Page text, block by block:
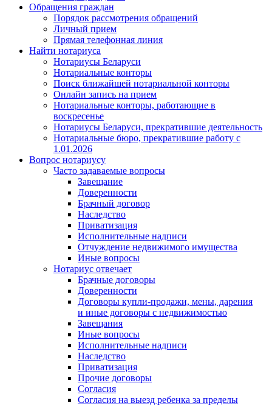
Обращения граждан
Порядок рассмотрения обращений
Личный прием
Прямая телефонная линия
Найти нотариуса
Нотариусы Беларуси
Нотариальные конторы
Поиск ближайшей нотариальной конторы
Онлайн запись на прием
Нотариальные конторы, работающие в
воскресенье
Нотариусы Беларуси, прекратившие деятельность
Нотариальные бюро, прекратившие работу с
1.01.2026
Вопрос нотариусу
Часто задаваемые вопросы
Завещание
Доверенности
Брачный договор
Наследство
Приватизация
Исполнительные надписи
Отчуждение недвижимого имущества
Иные вопросы
Нотариус отвечает
Брачные договоры
Доверенности
Договоры купли-продажи, мены, дарения
и иные договоры с недвижимостью
Завещания
Иные вопросы
Исполнительные надписи
Наследство
Приватизация
Прочие договоры
Согласия
Согласия на выезд ребенка за пределы